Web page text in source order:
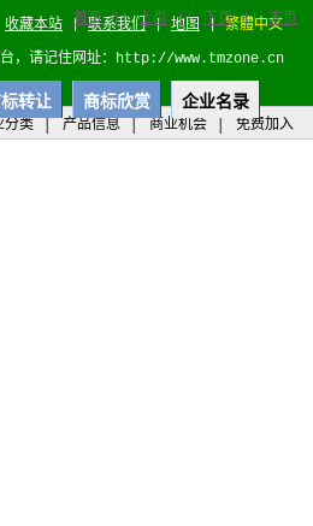
收藏本站 | 联系我们 | 地图 | 繁體中文
台，请记住网址：http://www.tmzone.cn
转让 商标欣赏 企业名录
分类 产品信息 商业机会 免费加入
首页 || 上页 || 下页 || 末页